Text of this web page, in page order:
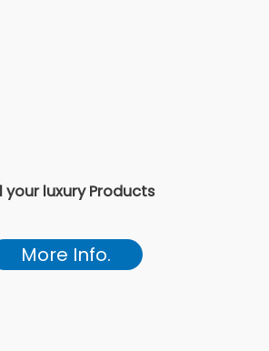
your luxury Products
More Info.